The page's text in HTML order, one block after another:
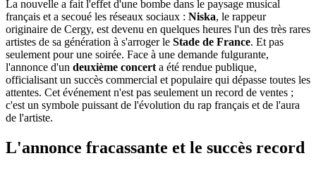
La nouvelle a fait l'effet d'une bombe dans le paysage musical
français et a secoué les réseaux sociaux : Niska, le rappeur
originaire de Cergy, est devenu en quelques heures l'un des très rares
artistes de sa génération à s'arroger le Stade de France. Et pas
seulement pour une soirée. Face à une demande fulgurante,
l'annonce d'un deuxième concert a été rendue publique,
officialisant un succès commercial et populaire qui dépasse toutes les
attentes. Cet événement n'est pas seulement un record de ventes ;
c'est un symbole puissant de l'évolution du rap français et de l'aura
de l'artiste.
L'annonce fracassante et le succès record